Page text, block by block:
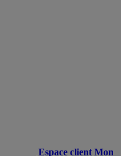
Espace client Mon